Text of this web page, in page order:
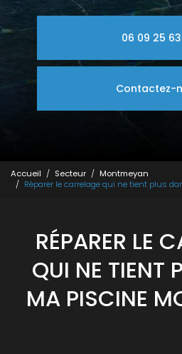
06 09 25
Contactez-
Accueil Secteur
Montmeyan
Réparer le carrelage qui ne tient plus
RÉPARER LE
QUI NE TIENT
MA PISCINE